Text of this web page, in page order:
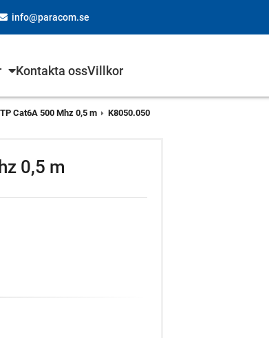
info@paracom.se
Kontakta ossVillkor
Cat6A 500 Mhz 0,5 m K8050.050
0,5 m